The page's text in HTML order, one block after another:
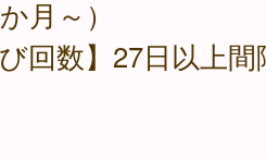
月～）
び回数】27日以上